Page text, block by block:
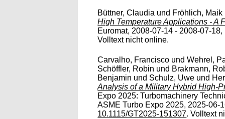
Büttner, Claudia und Fröhlich, Maik
High Temperature Applications - A
Euromat, 2008-07-14 - 2008-07-
Volltext nicht online.
Carvalho, Francisco undWehrel,
Schöffler, Robin und Brakmann,
Benjamin und Schulz, Uwe und
Analysis of a Military Hybrid High-
Expo 2025: Turbomachinery
ASME Turbo Expo 2025, 2025-06-
10.1115/GT2025-151307. Volltext